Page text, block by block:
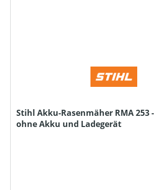
Stihl Akku-Rasenmäher RMA 253
ohne Akku und Ladegerät